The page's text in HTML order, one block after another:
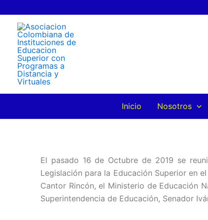
contenido
Inicio Nosotros
El pasado 16 de Octubre de 2019 se
Legislación para la Educación Superior en
Cantor Rincón, el Ministerio de Educación
Superintendencia de Educación, Senador